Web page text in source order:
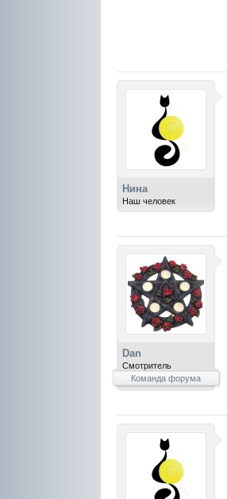
Нина
Наш человек
Dan
Смотритель
Команда форума